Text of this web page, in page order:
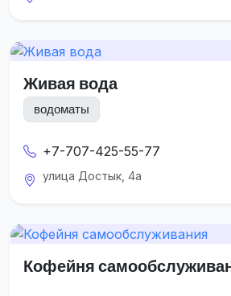
Живая вода
водоматы
+7-707-425-55-77
улица Достык, 4а
Кофейня